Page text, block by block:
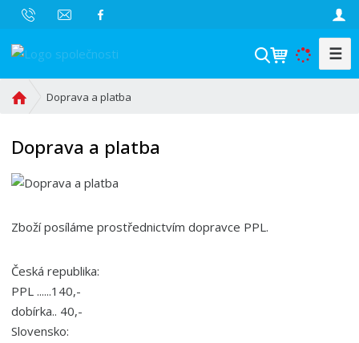
V
☰
v
d
í
n
a
Doprava a platba
Doprava a platba
Zboží posíláme prostřednictvím dopravce PPL.
Česká republika:
PPL ......140,-
dobírka.. 40,-
Slovensko: